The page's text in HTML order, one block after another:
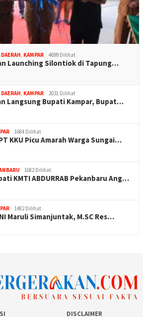
DAERAH KAMPAR 4699 Dilihat
Launching Silontiok di Tapung…
DAERAH KAMPAR 2031 Dilihat
Langsung Bupati Kampar, Bupat…
1684 Dilihat
KKU Picu Amarah Warga Sungai…
1682 Dilihat
KMTI ABDURRAB Pekanbaru Ang…
1482 Dilihat
Maruli Simanjuntak, M.SC Res…
DISCLAIMER